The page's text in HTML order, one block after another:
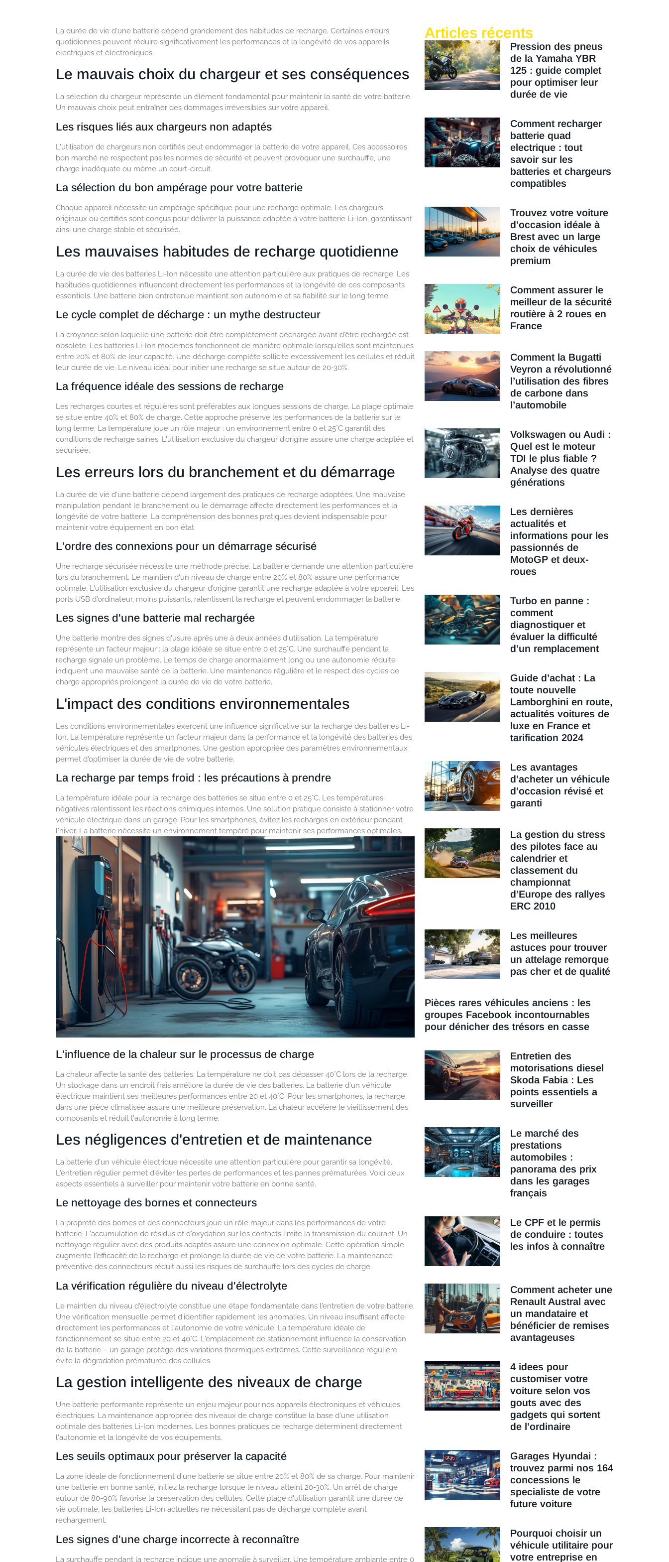
La durée de vie d'une batterie dépend grandement des habitudes de recharge. Certaines erreurs
quotidiennes peuvent réduire significativement les performances et la longévité de vos appareils
électriques et électroniques.
Le mauvais choix du chargeur et ses conséquences
La sélection du chargeur représente un élément fondamental pour maintenir la santé de votre batterie.
Un mauvais choix peut entraîner des dommages irréversibles sur votre appareil.
Les risques liés aux chargeurs non adaptés
L'utilisation de chargeurs non certifiés peut endommager la batterie de votre appareil. Ces accessoires
bon marché ne respectent pas les normes de sécurité et peuvent provoquer une surchauffe, une
charge inadéquate ou même un court-circuit.
La sélection du bon ampérage pour votre batterie
Chaque appareil nécessite un ampérage spécifique pour une recharge optimale. Les chargeurs
originaux ou certifiés sont conçus pour délivrer la puissance adaptée à votre batterie Li-Ion, garantissant
ainsi une charge stable et sécurisée.
Les mauvaises habitudes de recharge quotidienne
La durée de vie des batteries Li-Ion nécessite une attention particulière aux pratiques de recharge. Les
habitudes quotidiennes influencent directement les performances et la longévité de ces composants
essentiels. Une batterie bien entretenue maintient son autonomie et sa fiabilité sur le long terme.
Le cycle complet de décharge : un mythe destructeur
La croyance selon laquelle une batterie doit être complètement déchargée avant d'être rechargée est
obsolète. Les batteries Li-Ion modernes fonctionnent de manière optimale lorsqu'elles sont maintenues
entre 20% et 80% de leur capacité. Une décharge complète sollicite excessivement les cellules et réduit
leur durée de vie. Le niveau idéal pour initier une recharge se situe autour de 20-30%.
La fréquence idéale des sessions de recharge
Les recharges courtes et régulières sont préférables aux longues sessions de charge. La plage optimale
se situe entre 40% et 80% de charge. Cette approche préserve les performances de la batterie sur le
long terme. La température joue un rôle majeur : un environnement entre 0 et 25°C garantit des
conditions de recharge saines. L'utilisation exclusive du chargeur d'origine assure une charge adaptée et
sécurisée.
Les erreurs lors du branchement et du démarrage
La durée de vie d'une batterie dépend largement des pratiques de recharge adoptées. Une mauvaise
manipulation pendant le branchement ou le démarrage affecte directement les performances et la
longévité de votre batterie. La compréhension des bonnes pratiques devient indispensable pour
maintenir votre équipement en bon état.
L'ordre des connexions pour un démarrage sécurisé
Une recharge sécurisée nécessite une méthode précise. La batterie demande une attention particulière
lors du branchement. Le maintien d'un niveau de charge entre 20% et 80% assure une performance
optimale. L'utilisation exclusive du chargeur d'origine garantit une recharge adaptée à votre appareil. Les
ports USB d'ordinateur, moins puissants, ralentissent la recharge et peuvent endommager la batterie.
Les signes d'une batterie mal rechargée
Une batterie montre des signes d'usure après une à deux années d'utilisation. La température
représente un facteur majeur : la plage idéale se situe entre 0 et 25°C. Une surchauffe pendant la
recharge signale un problème. Le temps de charge anormalement long ou une autonomie réduite
indiquent une mauvaise santé de la batterie. Une maintenance régulière et le respect des cycles de
charge appropriés prolongent la durée de vie de votre batterie.
L'impact des conditions environnementales
Les conditions environnementales exercent une influence significative sur la recharge des batteries Li-
Ion. La température représente un facteur majeur dans la performance et la longévité des batteries des
véhicules électriques et des smartphones. Une gestion appropriée des paramètres environnementaux
permet d'optimiser la durée de vie de votre batterie.
La recharge par temps froid : les précautions à prendre
La température idéale pour la recharge des batteries se situe entre 0 et 25°C. Les températures
négatives ralentissent les réactions chimiques internes. Une solution pratique consiste à stationner votre
véhicule électrique dans un garage. Pour les smartphones, évitez les recharges en extérieur pendant
l'hiver. La batterie nécessite un environnement tempéré pour maintenir ses performances optimales.
L'influence de la chaleur sur le processus de charge
La chaleur affecte la santé des batteries. La température ne doit pas dépasser 40°C lors de la recharge.
Un stockage dans un endroit frais améliore la durée de vie des batteries. La batterie d'un véhicule
électrique maintient ses meilleures performances entre 20 et 40°C. Pour les smartphones, la recharge
dans une pièce climatisée assure une meilleure préservation. La chaleur accélère le vieillissement des
composants et réduit l'autonomie à long terme.
Les négligences d'entretien et de maintenance
La batterie d'un véhicule électrique nécessite une attention particulière pour garantir sa longévité.
L'entretien régulier permet d'éviter les pertes de performances et les pannes prématurées. Voici deux
aspects essentiels à surveiller pour maintenir votre batterie en bonne santé.
Le nettoyage des bornes et connecteurs
La propreté des bornes et des connecteurs joue un rôle majeur dans les performances de votre
batterie. L'accumulation de résidus et d'oxydation sur les contacts limite la transmission du courant. Un
nettoyage régulier avec des produits adaptés assure une connexion optimale. Cette opération simple
augmente l'efficacité de la recharge et prolonge la durée de vie de votre batterie. La maintenance
préventive des connecteurs réduit aussi les risques de surchauffe lors des cycles de charge.
La vérification régulière du niveau d'électrolyte
Le maintien du niveau d'électrolyte constitue une étape fondamentale dans l'entretien de votre batterie.
Une vérification mensuelle permet d'identifier rapidement les anomalies. Un niveau insuffisant affecte
directement les performances et l'autonomie de votre véhicule. La température idéale de
fonctionnement se situe entre 20 et 40°C. L'emplacement de stationnement influence la conservation
de la batterie – un garage protège des variations thermiques extrêmes. Cette surveillance régulière
évite la dégradation prématurée des cellules.
La gestion intelligente des niveaux de charge
Une batterie performante représente un enjeu majeur pour nos appareils électroniques et véhicules
électriques. La maintenance appropriée des niveaux de charge constitue la base d'une utilisation
optimale des batteries Li-Ion modernes. Les bonnes pratiques de recharge déterminent directement
l'autonomie et la longévité de vos équipements.
Les seuils optimaux pour préserver la capacité
La zone idéale de fonctionnement d'une batterie se situe entre 20% et 80% de sa charge. Pour maintenir
une batterie en bonne santé, initiez la recharge lorsque le niveau atteint 20-30%. Un arrêt de charge
autour de 80-90% favorise la préservation des cellules. Cette plage d'utilisation garantit une durée de
vie optimale, les batteries Li-Ion actuelles ne nécessitant pas de décharge complète avant
rechargement.
Les signes d'une charge incorrecte à reconnaître
La surchauffe pendant la recharge indique une anomalie à surveiller. Une température ambiante entre 0
Articles récents
Pression des pneus
de la Yamaha YBR
125 : guide complet
pour optimiser leur
durée de vie
Comment recharger
batterie quad
electrique : tout
savoir sur les
batteries et chargeurs
compatibles
Trouvez votre voiture
d’occasion idéale à
Brest avec un large
choix de véhicules
premium
Comment assurer le
meilleur de la sécurité
routière à 2 roues en
France
Comment la Bugatti
Veyron a révolutionné
l’utilisation des fibres
de carbone dans
l’automobile
Volkswagen ou Audi :
Quel est le moteur
TDI le plus fiable ?
Analyse des quatre
générations
Les dernières
actualités et
informations pour les
passionnés de
MotoGP et deux-
roues
Turbo en panne :
comment
diagnostiquer et
évaluer la difficulté
d’un remplacement
Guide d’achat : La
toute nouvelle
Lamborghini en route,
actualités voitures de
luxe en France et
tarification 2024
Les avantages
d’acheter un véhicule
d’occasion révisé et
garanti
La gestion du stress
des pilotes face au
calendrier et
classement du
championnat
d’Europe des rallyes
ERC 2010
Les meilleures
astuces pour trouver
un attelage remorque
pas cher et de qualité
Pièces rares véhicules anciens : les
groupes Facebook incontournables
pour dénicher des trésors en casse
Entretien des
motorisations diesel
Skoda Fabia : Les
points essentiels a
surveiller
Le marché des
prestations
automobiles :
panorama des prix
dans les garages
français
Le CPF et le permis
de conduire : toutes
les infos à connaître
Comment acheter une
Renault Austral avec
un mandataire et
bénéficier de remises
avantageuses
4 idees pour
customiser votre
voiture selon vos
gouts avec des
gadgets qui sortent
de l’ordinaire
Garages Hyundai :
trouvez parmi nos 164
concessions le
specialiste de votre
future voiture
Pourquoi choisir un
véhicule utilitaire pour
votre entreprise en